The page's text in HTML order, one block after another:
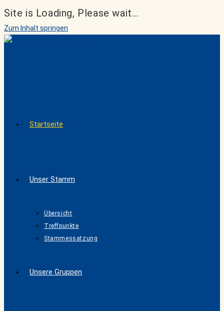
Site is Loading, Please wait...
Zum Inhalt springen
Startseite
Unser Stamm
Übersicht
Treffpunkte
Stammessatzung
Unsere Gruppen